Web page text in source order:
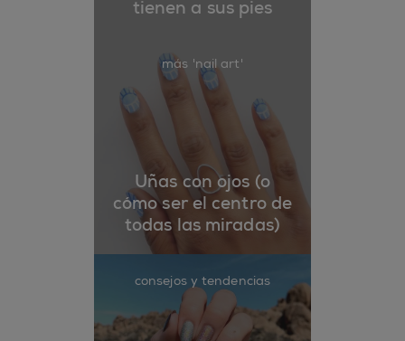
tienen a sus pies
más 'nail art'
Uñas con ojos (o
cómo ser el centro de
todas las miradas)
consejos y tendencias